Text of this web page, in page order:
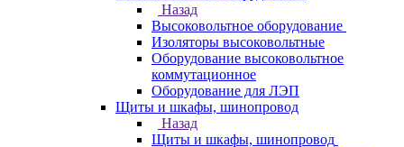
Назад
Высоковольтное оборудование
Изоляторы высоковольтные
Оборудование высоковольтное
коммутационное
Оборудование для ЛЭП
Щиты и шкафы, шинопровод
Назад
Щиты и шкафы, шинопровод